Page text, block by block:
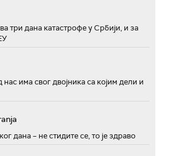
три дана катастрофе у Србији, и за
има свог двојника са којим дели и
дана – не стидите се, то је здраво